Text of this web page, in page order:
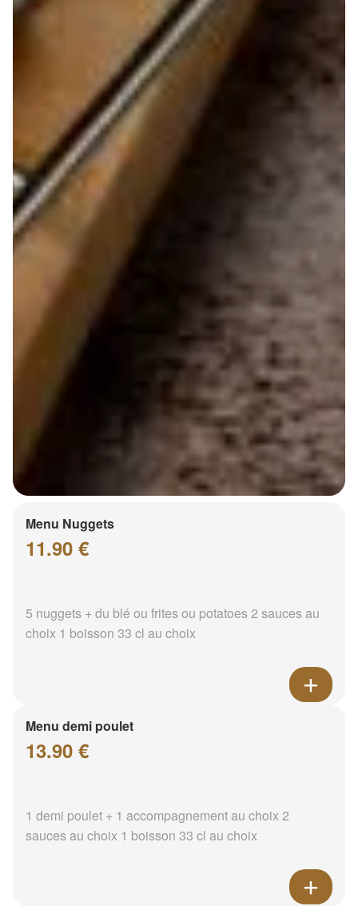
Menu Nuggets
11.90 €
5 nuggets + du blé ou frites ou potatoes 2 sauces au
choix 1 boisson 33 cl au choix
Menu demi poulet
13.90 €
1 demi poulet + 1 accompagnement au choix 2
sauces au choix 1 boisson 33 cl au choix